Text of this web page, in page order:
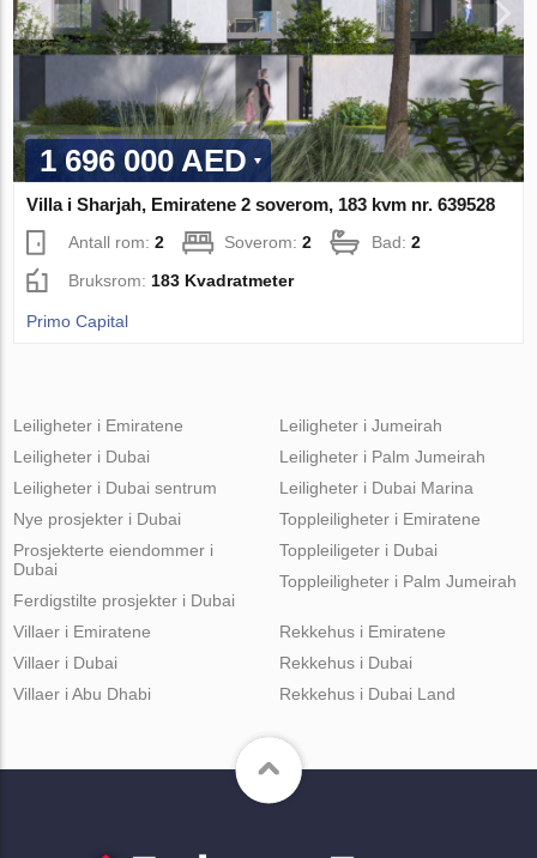
1 696 000 AED
Villa i Sharjah, Emiratene 2 soverom, 183 kvm nr. 639528
Antall rom:2 Soverom:2 Bad:2
Bruksrom: 183 Kvadratmeter
Primo Capital
Leiligheter i Emiratene
Leiligheter i Dubai
Leiligheter i Dubai sentrum
Leiligheter i Jumeirah
Leiligheter i Palm Jumeirah
Leiligheter i Dubai Marina
Nye prosjekter i Dubai
Prosjekterte eiendommer i
Dubai
Ferdigstilte prosjekter i Dubai
Toppleiligheter i Emiratene
Toppleiligeter i Dubai
Toppleiligheter i Palm Jumeirah
Villaer i Emiratene
Villaer i Dubai
Villaer i Abu Dhabi
Rekkehus i Emiratene
Rekkehus i Dubai
Rekkehus i Dubai Land